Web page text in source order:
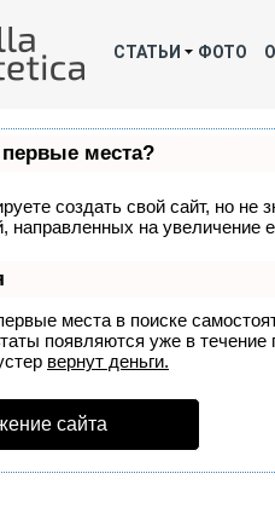
СТАТЬИ ФОТО
первые места?
создать свой сайт, но не
направленных на увеличение
места в поиске
появляются уже в
вернут деньги.
сайта